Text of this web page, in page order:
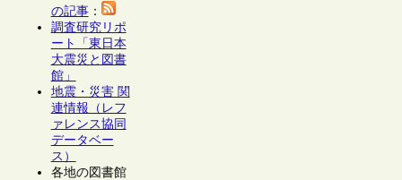
の記事：
調査研究リポ
ート「東日本
大震災と図書
館」
地震・災害 関
連情報（レフ
ァレンス協同
データベー
ス）
各地の図書館